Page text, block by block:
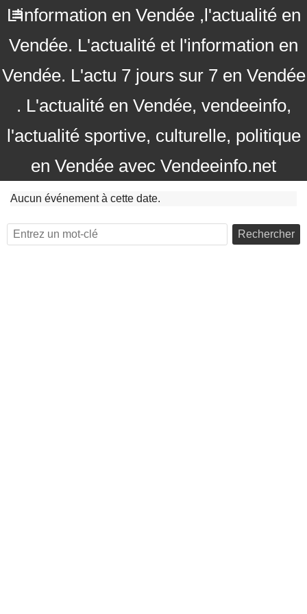
L'information en Vendée ,l'actualité en
Vendée. L'actualité et l'information en
Vendée. L'actu 7 jours sur 7 en Vendée
. L'actualité en Vendée, vendeeinfo,
l'actualité sportive, culturelle, politique
en Vendée avec Vendeeinfo.net
Aucun événement à cette date.
Rechercher